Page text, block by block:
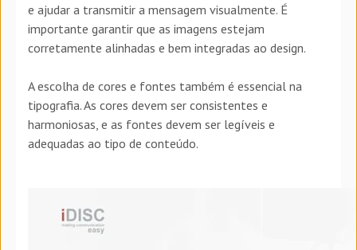
e ajudar a transmitir a mensagem visualmente. É
importante garantir que as imagens estejam
corretamente alinhadas e bem integradas ao design.
A escolha de cores e fontes também é essencial na
tipografia. As cores devem ser consistentes e
harmoniosas, e as fontes devem ser legíveis e
adequadas ao tipo de conteúdo.